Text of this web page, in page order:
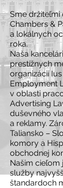
Sme držiteľmi
Chambers &
a lokálnych
roka.
Naša
prestížnych
organizácií
Employment
v oblasti
Advertising
duševného
a reklamy.
Taliansko –
komory a
obchodnej
Našim
služby
štandardoch